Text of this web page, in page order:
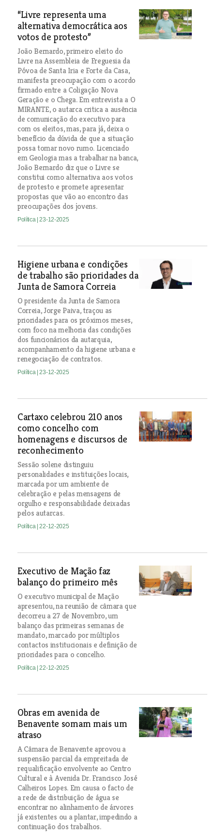
“Livre representa uma
alternativa democrática aos
votos de protesto”
João Bernardo, primeiro eleito do
Livre na Assembleia de Freguesia da
Póvoa de Santa Iria e Forte da Casa,
manifesta preocupação com o acordo
firmado entre a Coligação Nova
Geração e o Chega. Em entrevista a O
MIRANTE, o autarca critica a ausência
de comunicação do executivo para
com os eleitos, mas, para já, deixa o
benefício da dúvida de que a situação
possa tomar novo rumo. Licenciado
em Geologia mas a trabalhar na banca,
João Bernardo diz que o Livre se
constitui como alternativa aos votos
de protesto e promete apresentar
propostas que vão ao encontro das
preocupações dos jovens.
Política | 23-12-2025
Higiene urbana e condições
de trabalho são prioridades da
Junta de Samora Correia
O presidente da Junta de Samora
Correia, Jorge Paiva, traçou as
prioridades para os próximos meses,
com foco na melhoria das condições
dos funcionários da autarquia,
acompanhamento da higiene urbana e
renegociação de contratos.
Política | 23-12-2025
Cartaxo celebrou 210 anos
como concelho com
homenagens e discursos de
reconhecimento
Sessão solene distinguiu
personalidades e instituições locais,
marcada por um ambiente de
celebração e pelas mensagens de
orgulho e responsabilidade deixadas
pelos autarcas.
Política | 22-12-2025
Executivo de Mação faz
balanço do primeiro mês
O executivo municipal de Mação
apresentou, na reunião de câmara que
decorreu a 27 de Novembro, um
balanço das primeiras semanas de
mandato, marcado por múltiplos
contactos institucionais e definição de
prioridades para o concelho.
Política | 22-12-2025
Obras em avenida de
Benavente somam mais um
atraso
A Câmara de Benavente aprovou a
suspensão parcial da empreitada de
requalificação envolvente ao Centro
Cultural e à Avenida Dr. Francisco José
Calheiros Lopes. Em causa o facto de
a rede de distribuição de água se
encontrar no alinhamento de árvores
já existentes ou a plantar, impedindo a
continuação dos trabalhos.